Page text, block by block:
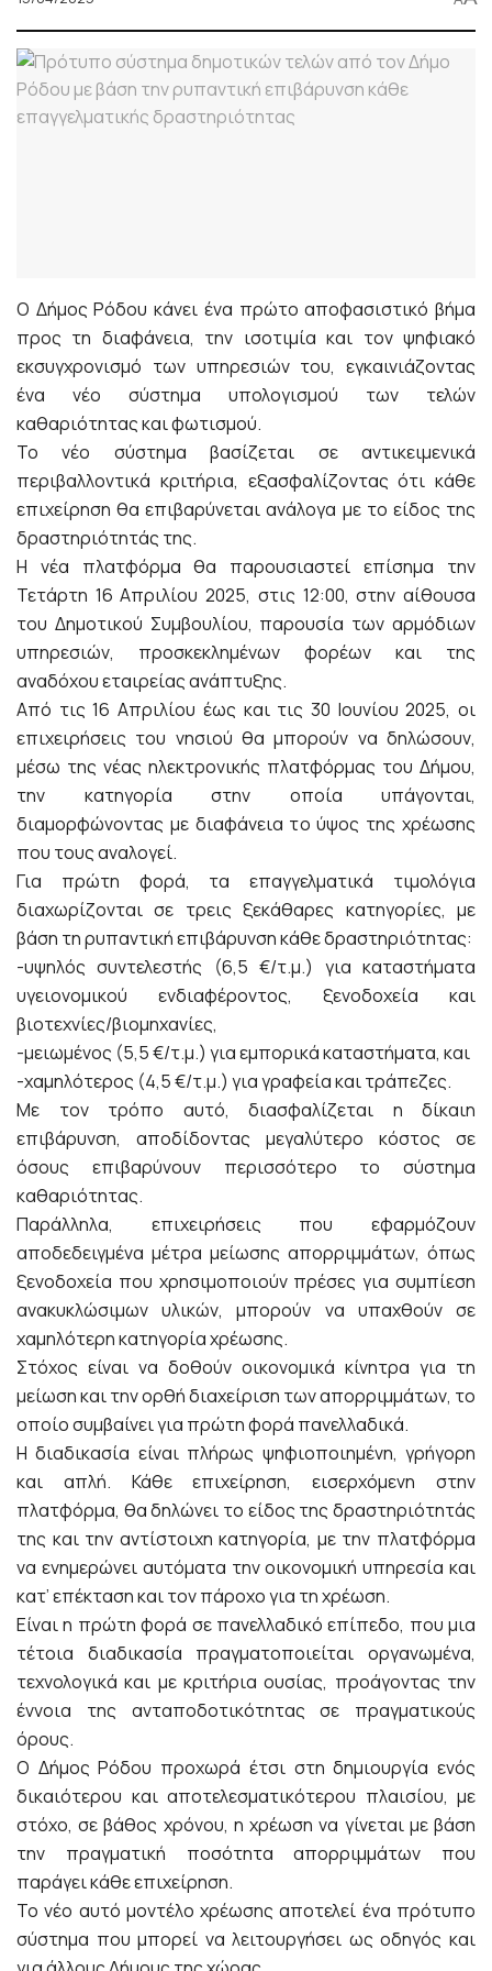
Ο Δήμος Ρόδου κάνει ένα πρώτο αποφασιστικό βήμα
προς τη διαφάνεια, την ισοτιμία και τον ψηφιακό
εκσυγχρονισμό των υπηρεσιών του, εγκαινιάζοντας
ένα νέο σύστημα υπολογισμού των τελών
καθαριότητας και φωτισμού.
Το νέο σύστημα βασίζεται σε αντικειμενικά
περιβαλλοντικά κριτήρια, εξασφαλίζοντας ότι κάθε
επιχείρηση θα επιβαρύνεται ανάλογα με το είδος της
δραστηριότητάς της.
Η νέα πλατφόρμα θα παρουσιαστεί επίσημα την
Τετάρτη 16 Απριλίου 2025, στις 12:00, στην αίθουσα
του Δημοτικού Συμβουλίου, παρουσία των αρμόδιων
υπηρεσιών, προσκεκλημένων φορέων και της
αναδόχου εταιρείας ανάπτυξης.
Από τις 16 Απριλίου έως και τις 30 Ιουνίου 2025, οι
επιχειρήσεις του νησιού θα μπορούν να δηλώσουν,
μέσω της νέας ηλεκτρονικής πλατφόρμας του Δήμου,
την κατηγορία στην οποία υπάγονται,
διαμορφώνοντας με διαφάνεια το ύψος της χρέωσης
που τους αναλογεί.
Για πρώτη φορά, τα επαγγελματικά τιμολόγια
διαχωρίζονται σε τρεις ξεκάθαρες κατηγορίες, με
βάση τη ρυπαντική επιβάρυνση κάθε δραστηριότητας:
-υψηλός συντελεστής (6,5 €/τ.μ.) για καταστήματα
υγειονομικού ενδιαφέροντος, ξενοδοχεία και
βιοτεχνίες/βιομηχανίες,
-μειωμένος (5,5 €/τ.μ.) για εμπορικά καταστήματα, και
-χαμηλότερος (4,5 €/τ.μ.) για γραφεία και τράπεζες.
Με τον τρόπο αυτό, διασφαλίζεται η δίκαιη
επιβάρυνση, αποδίδοντας μεγαλύτερο κόστος σε
όσους επιβαρύνουν περισσότερο το σύστημα
καθαριότητας.
Παράλληλα, επιχειρήσεις που εφαρμόζουν
αποδεδειγμένα μέτρα μείωσης απορριμμάτων, όπως
ξενοδοχεία που χρησιμοποιούν πρέσες για συμπίεση
ανακυκλώσιμων υλικών, μπορούν να υπαχθούν σε
χαμηλότερη κατηγορία χρέωσης.
Στόχος είναι να δοθούν οικονομικά κίνητρα για τη
μείωση και την ορθή διαχείριση των απορριμμάτων, το
οποίο συμβαίνει για πρώτη φορά πανελλαδικά.
Η διαδικασία είναι πλήρως ψηφιοποιημένη, γρήγορη
και απλή. Κάθε επιχείρηση, εισερχόμενη στην
πλατφόρμα, θα δηλώνει το είδος της δραστηριότητάς
της και την αντίστοιχη κατηγορία, με την πλατφόρμα
να ενημερώνει αυτόματα την οικονομική υπηρεσία και
κατ’ επέκταση και τον πάροχο για τη χρέωση.
Είναι η πρώτη φορά σε πανελλαδικό επίπεδο, που μια
τέτοια διαδικασία πραγματοποιείται οργανωμένα,
τεχνολογικά και με κριτήρια ουσίας, προάγοντας την
έννοια της ανταποδοτικότητας σε πραγματικούς
όρους.
Ο Δήμος Ρόδου προχωρά έτσι στη δημιουργία ενός
δικαιότερου και αποτελεσματικότερου πλαισίου, με
στόχο, σε βάθος χρόνου, η χρέωση να γίνεται με βάση
την πραγματική ποσότητα απορριμμάτων που
παράγει κάθε επιχείρηση.
Το νέο αυτό μοντέλο χρέωσης αποτελεί ένα πρότυπο
σύστημα που μπορεί να λειτουργήσει ως οδηγός και